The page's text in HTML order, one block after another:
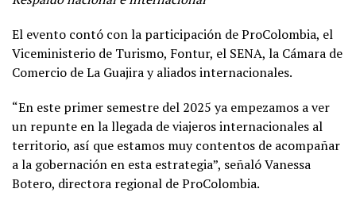
El evento contó con la participación de ProColombia, el
Viceministerio de Turismo, Fontur, el SENA, la Cámara de
Comercio de La Guajira y aliados internacionales.
“En este primer semestre del 2025 ya empezamos a ver
un repunte en la llegada de viajeros internacionales al
territorio, así que estamos muy contentos de acompañar
a la gobernación en esta estrategia”, señaló Vanessa
Botero, directora regional de ProColombia.